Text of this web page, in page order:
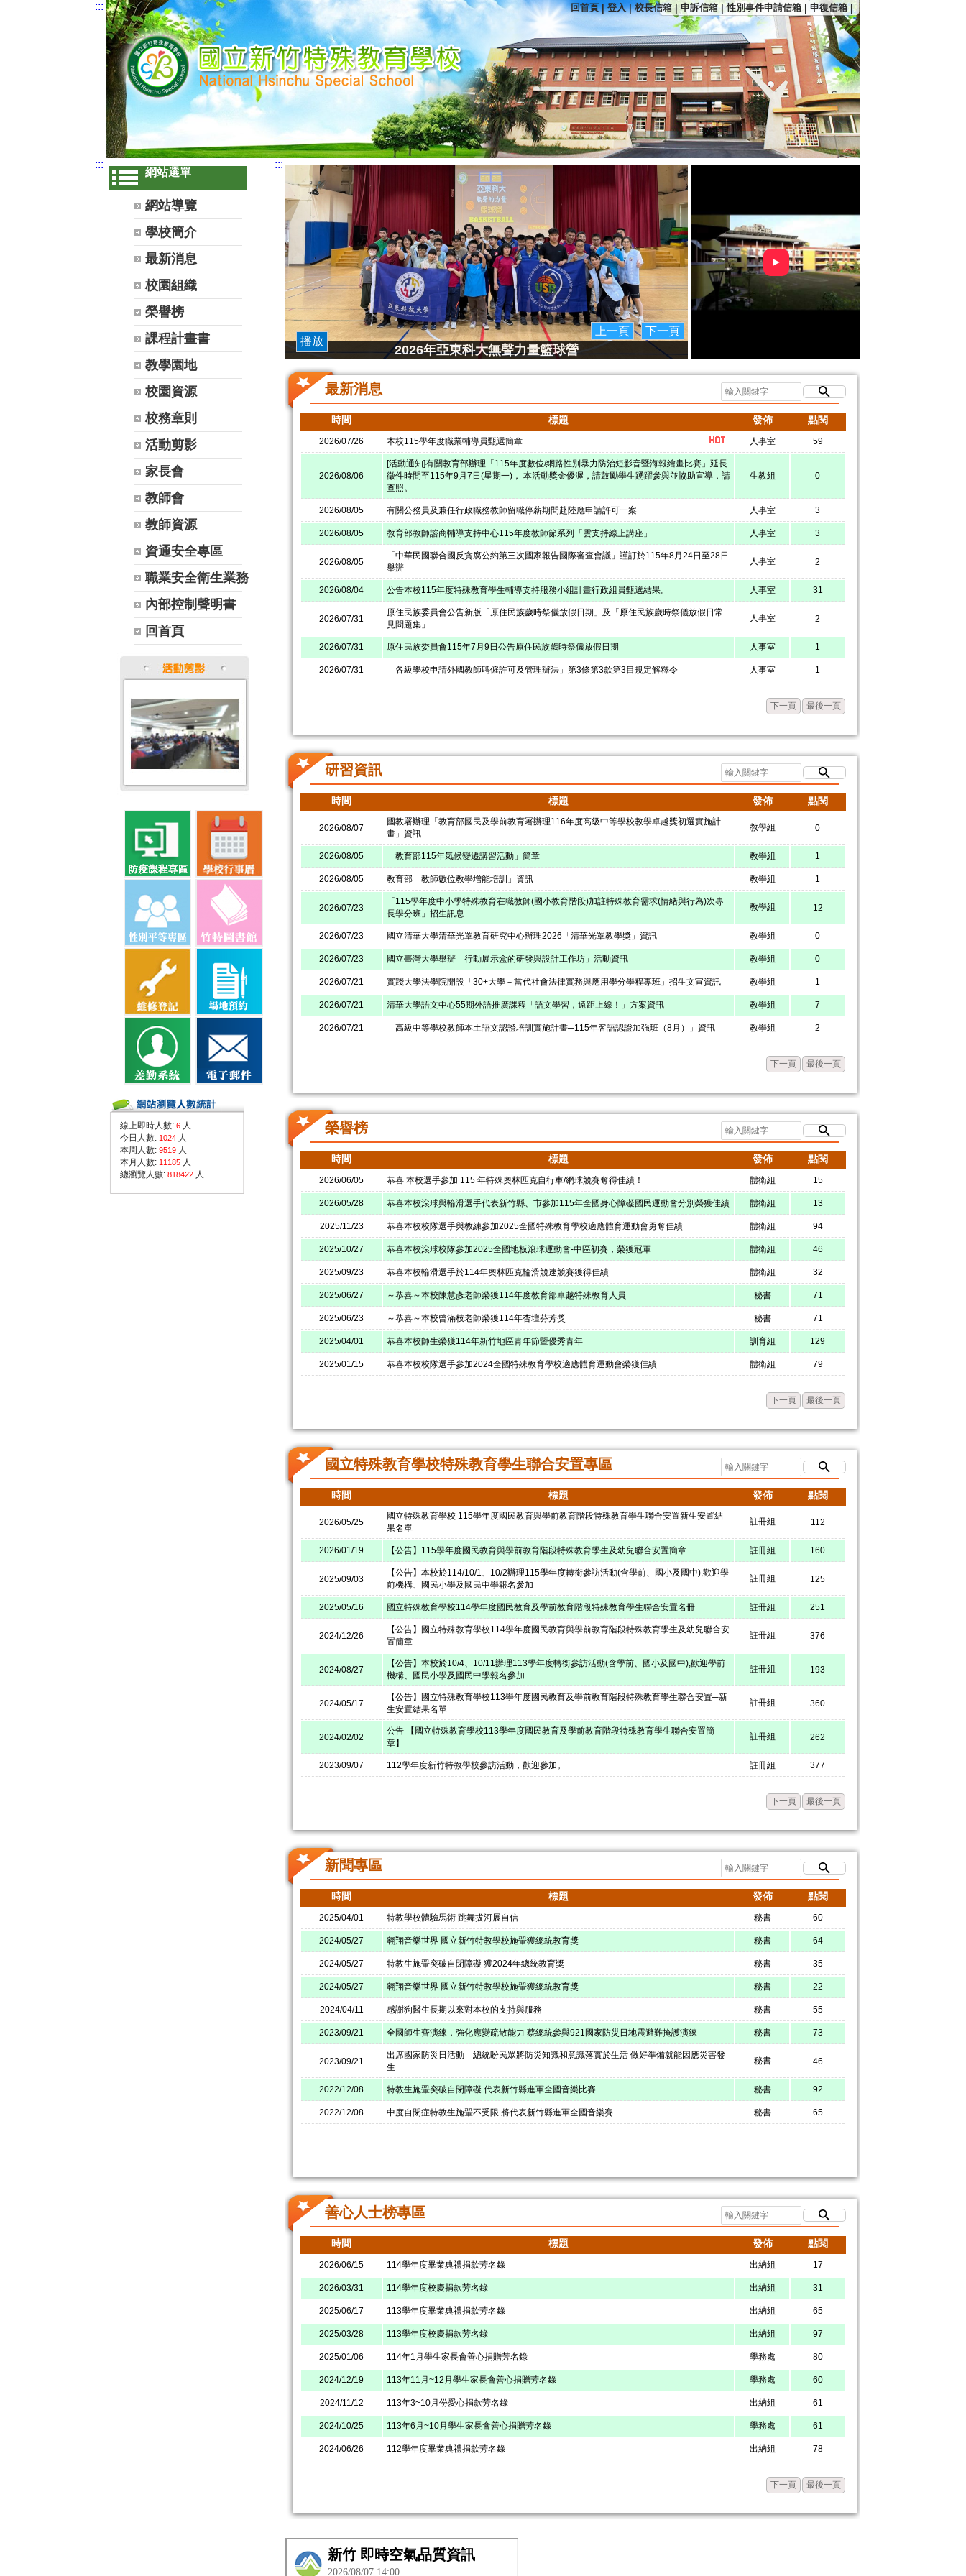
::: 回首頁|登入|校長信箱 | 申訴信箱 |性別事件申請信箱| 申復信箱|
:::
網站選單
網站導覽
學校簡介
最新消息
校園組織
榮譽榜
課程計畫書
教學園地
校園資源
校務章則
活動剪影
家長會
教師會
教師資源
資通安全專區
職業安全衛生業務
內部控制聲明書
回首頁
線上即時人數: 6 人
今日人數: 1024 人
本周人數: 9519 人
本月人數: 11185 人
總瀏覽人數: 818422 人
:::
播放
上一頁 下一頁
2026年亞東科大無聲力量籃球營
►
最新消息
時間 標題 發佈 點閱
2026/07/26 本校115學年度職業輔導員甄選簡章 人事室 59
2026/08/06
[活動通知]有關教育部辦理「115年度數位/網路性別暴力防治短影音暨海報繪畫比賽」延長
徵件時間至115年9月7日(星期一)， 本活動獎金優渥，請鼓勵學生踴躍參與並協助宣導，請
查照。
生教組 0
2026/08/05 有關公務員及兼任行政職務教師留職停薪期間赴陸應申請許可一案 人事室 3
2026/08/05 教育部教師諮商輔導支持中心115年度教師節系列「雲支持線上講座」 人事室 3
2026/08/05
「中華民國聯合國反貪腐公約第三次國家報告國際審查會議」謹訂於115年8月24日至28日
舉辦
人事室 2
2026/08/04 公告本校115年度特殊教育學生輔導支持服務小組計畫行政組員甄選結果。 人事室 31
2026/07/31
原住民族委員會公告新版「原住民族歲時祭儀放假日期」及「原住民族歲時祭儀放假日常
見問題集」
人事室 2
2026/07/31 原住民族委員會115年7月9日公告原住民族歲時祭儀放假日期 人事室 1
2026/07/31 「各級學校申請外國教師聘僱許可及管理辦法」第3條第3款第3目規定解釋令 人事室 1
下一頁 最後一頁
研習資訊
時間 標題 發佈 點閱
2026/08/07
國教署辦理「教育部國民及學前教育署辦理116年度高級中等學校教學卓越獎初選實施計
畫」資訊
教學組 0
2026/08/05 「教育部115年氣候變遷講習活動」簡章 教學組 1
2026/08/05 教育部「教師數位教學增能培訓」資訊 教學組 1
2026/07/23
「115學年度中小學特殊教育在職教師(國小教育階段)加註特殊教育需求(情緒與行為)次專
長學分班」招生訊息
教學組 12
2026/07/23 國立清華大學清華光罩教育研究中心辦理2026「清華光罩教學獎」資訊 教學組 0
2026/07/23 國立臺灣大學舉辦「行動展示盒的研發與設計工作坊」活動資訊 教學組 0
2026/07/21 實踐大學法學院開設「30+大學－當代社會法律實務與應用學分學程專班」招生文宣資訊 教學組 1
2026/07/21 清華大學語文中心55期外語推廣課程「語文學習，遠距上線！」方案資訊 教學組 7
2026/07/21 「高級中等學校教師本土語文認證培訓實施計畫─115年客語認證加強班（8月）」資訊 教學組 2
下一頁 最後一頁
榮譽榜
時間 標題 發佈 點閱
2026/06/05 恭喜 本校選手參加 115 年特殊奧林匹克自行車/網球競賽奪得佳績！ 體衛組 15
2026/05/28 恭喜本校滾球與輪滑選手代表新竹縣、市參加115年全國身心障礙國民運動會分別榮獲佳績 體衛組 13
2025/11/23 恭喜本校校隊選手與教練參加2025全國特殊教育學校適應體育運動會勇奪佳績 體衛組 94
2025/10/27 恭喜本校滾球校隊參加2025全國地板滾球運動會-中區初賽，榮獲冠軍 體衛組 46
2025/09/23 恭喜本校輪滑選手於114年奧林匹克輪滑競速競賽獲得佳績 體衛組 32
2025/06/27 ～恭喜～本校陳慧彥老師榮獲114年度教育部卓越特殊教育人員 秘書 71
2025/06/23 ～恭喜～本校曾滿枝老師榮獲114年杏壇芬芳獎 秘書 71
2025/04/01 恭喜本校師生榮獲114年新竹地區青年節暨優秀青年 訓育組 129
2025/01/15 恭喜本校校隊選手參加2024全國特殊教育學校適應體育運動會榮獲佳績 體衛組 79
下一頁 最後一頁
國立特殊教育學校特殊教育學生聯合安置專區
時間 標題 發佈 點閱
2026/05/25
國立特殊教育學校 115學年度國民教育與學前教育階段特殊教育學生聯合安置新生安置結
果名單
註冊組 112
2026/01/19 【公告】115學年度國民教育與學前教育階段特殊教育學生及幼兒聯合安置簡章 註冊組 160
2025/09/03
【公告】本校於114/10/1、10/2辦理115學年度轉銜參訪活動(含學前、國小及國中),歡迎學
前機構、國民小學及國民中學報名參加
註冊組 125
2025/05/16 國立特殊教育學校114學年度國民教育及學前教育階段特殊教育學生聯合安置名冊 註冊組 251
2024/12/26
【公告】國立特殊教育學校114學年度國民教育與學前教育階段特殊教育學生及幼兒聯合安
置簡章
註冊組 376
2024/08/27
【公告】本校於10/4、10/11辦理113學年度轉銜參訪活動(含學前、國小及國中),歡迎學前
機構、國民小學及國民中學報名參加
註冊組 193
2024/05/17
【公告】國立特殊教育學校113學年度國民教育及學前教育階段特殊教育學生聯合安置─新
生安置結果名單
註冊組 360
2024/02/02
公告 【國立特殊教育學校113學年度國民教育及學前教育階段特殊教育學生聯合安置簡
章】
註冊組 262
2023/09/07 112學年度新竹特教學校參訪活動，歡迎參加。 註冊組 377
下一頁 最後一頁
新聞專區
時間 標題 發佈 點閱
2025/04/01 特教學校體驗馬術 跳舞拔河展自信 秘書 60
2024/05/27 翱翔音樂世界 國立新竹特教學校施翬獲總統教育獎 秘書 64
2024/05/27 特教生施翬突破自閉障礙 獲2024年總統教育獎 秘書 35
2024/05/27 翱翔音樂世界 國立新竹特教學校施翬獲總統教育獎 秘書 22
2024/04/11 感謝狗醫生長期以來對本校的支持與服務 秘書 55
2023/09/21 全國師生齊演練，強化應變疏散能力 蔡總統參與921國家防災日地震避難掩護演練 秘書 73
2023/09/21
出席國家防災日活動 總統盼民眾將防災知識和意識落實於生活 做好準備就能因應災害發
生
秘書 46
2022/12/08 特教生施翬突破自閉障礙 代表新竹縣進軍全國音樂比賽 秘書 92
2022/12/08 中度自閉症特教生施翬不受限 將代表新竹縣進軍全國音樂賽 秘書 65
善心人士榜專區
時間 標題 發佈 點閱
2026/06/15 114學年度畢業典禮捐款芳名錄 出納組 17
2026/03/31 114學年度校慶捐款芳名錄 出納組 31
2025/06/17 113學年度畢業典禮捐款芳名錄 出納組 65
2025/03/28 113學年度校慶捐款芳名錄 出納組 97
2025/01/06 114年1月學生家長會善心捐贈芳名錄 學務處 80
2024/12/19 113年11月~12月學生家長會善心捐贈芳名錄 學務處 60
2024/11/12 113年3~10月份愛心捐款芳名錄 出納組 61
2024/10/25 113年6月~10月學生家長會善心捐贈芳名錄 學務處 61
2024/06/26 112學年度畢業典禮捐款芳名錄 出納組 78
下一頁 最後一頁